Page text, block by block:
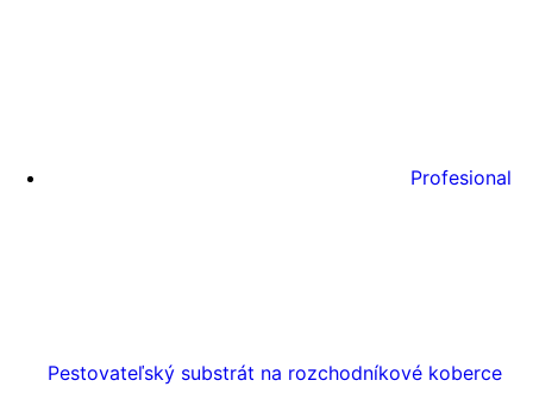
Profesional
Pestovateľský substrát na rozchodníkové koberce